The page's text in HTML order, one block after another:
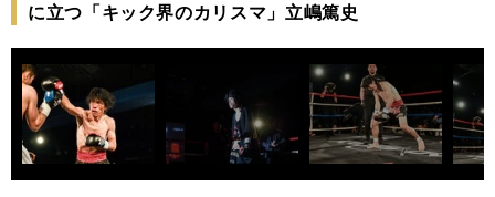
に立つ「キック界のカリスマ」立嶋篤史